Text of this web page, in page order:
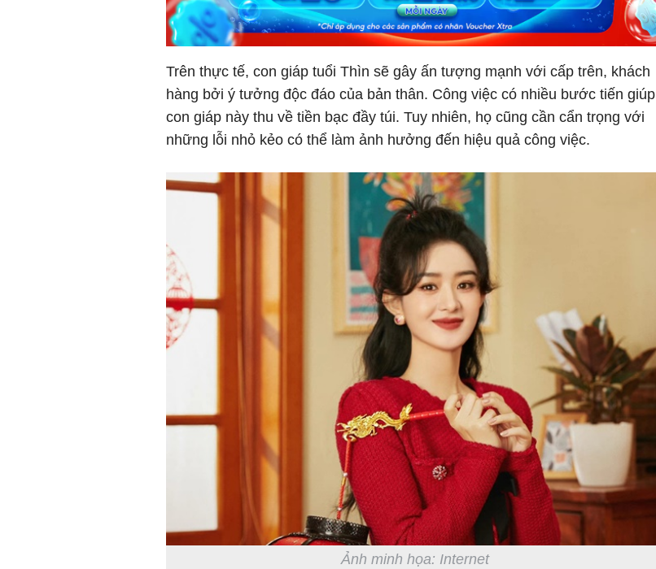
Trên thực tế, con giáp tuổi Thìn sẽ gây ấn tượng mạnh với cấp trên, khách
hàng bởi ý tưởng độc đáo của bản thân. Công việc có nhiều bước tiến giúp
con giáp này thu về tiền bạc đầy túi. Tuy nhiên, họ cũng cần cẩn trọng với
những lỗi nhỏ kẻo có thể làm ảnh hưởng đến hiệu quả công việc.
Ảnh minh họa: Internet